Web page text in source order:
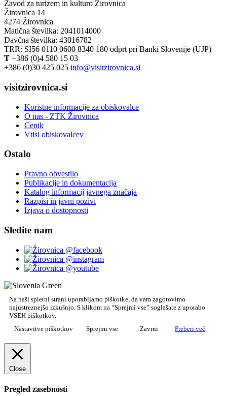
Zavod za turizem in kulturo Žirovnica
Žirovnica 14
4274 Žirovnica
Matična številka: 2041014000
Davčna številka: 43016782
TRR: SI56 0110 0600 8340 180 odprt pri Banki Slovenije (UJP)
T +386 (0)4 580 15 03
+386 (0)30 425 025 info@visitzirovnica.si
visitzirovnica.si
Koristne informacije za obiskovalce
O nas - ZTK Žirovnica
Cenik
Vtisi obiskovalcev
Ostalo
Pravno obvestilo
Publikacije in dokumentacija
Katalog informacij javnega značaja
Razpisi in javni pozivi
Izjava o dostopnosti
Sledite nam
Na naši spletni strani uporabljamo piškotke, da vam zagotovimo
najustreznejšo izkušnjo. S klikom na “Sprejmi vse” soglašate z uporabo
VSEH piškotkov.
Nastavitve piškotkov
Sprejmi vse Zavrni Preberi več
Close
Pregled zasebnosti